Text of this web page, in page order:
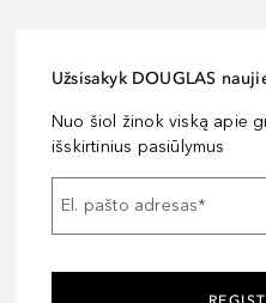
Užsisakyk DOUGLAS
Nuo šiol žinok viską apie
išskirtinius pasiūlymus
El. pašto adresas*